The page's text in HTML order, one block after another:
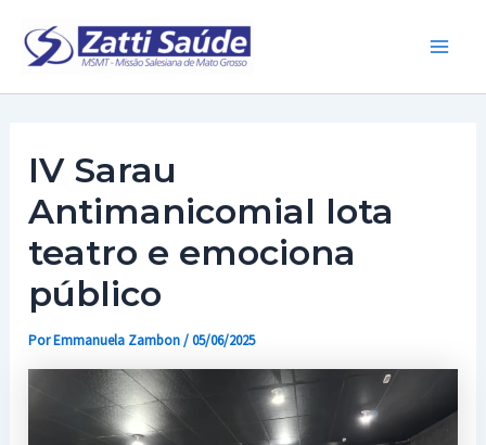
para
IV Sarau
Antimanicomial lota
teatro e emociona
público
PorEmmanuela Zambon/05/06/2025